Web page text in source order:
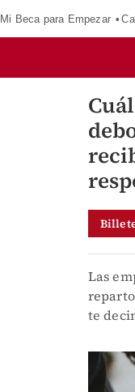
Mi Beca para Empezar
Las
te